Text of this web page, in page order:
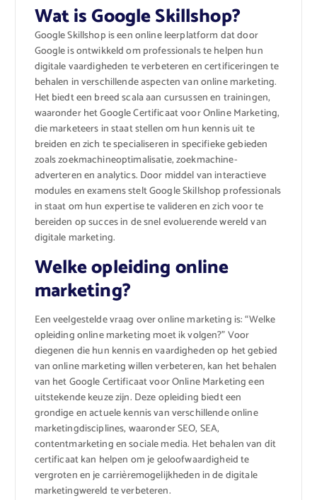
Wat is Google Skillshop?
Google Skillshop is een online leerplatform dat door
Google is ontwikkeld om professionals te helpen hun
digitale vaardigheden te verbeteren en certificeringen te
behalen in verschillende aspecten van online marketing.
Het biedt een breed scala aan cursussen en trainingen,
waaronder het Google Certificaat voor Online Marketing,
die marketeers in staat stellen om hun kennis uit te
breiden en zich te specialiseren in specifieke gebieden
zoals zoekmachineoptimalisatie, zoekmachine-
adverteren en analytics. Door middel van interactieve
modules en examens stelt Google Skillshop professionals
in staat om hun expertise te valideren en zich voor te
bereiden op succes in de snel evoluerende wereld van
digitale marketing.
Welke opleiding online
marketing?
Een veelgestelde vraag over online marketing is: “Welke
opleiding online marketing moet ik volgen?” Voor
diegenen die hun kennis en vaardigheden op het gebied
van online marketing willen verbeteren, kan het behalen
van het Google Certificaat voor Online Marketing een
uitstekende keuze zijn. Deze opleiding biedt een
grondige en actuele kennis van verschillende online
marketingdisciplines, waaronder SEO, SEA,
contentmarketing en sociale media. Het behalen van dit
certificaat kan helpen om je geloofwaardigheid te
vergroten en je carrièremogelijkheden in de digitale
marketingwereld te verbeteren.